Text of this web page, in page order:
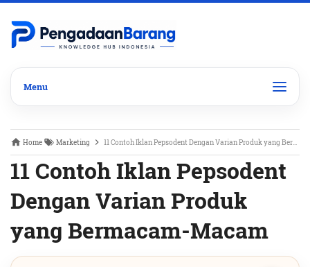
Home Marketing 11 Contoh Iklan Pepsodent Dengan Varian Produk yang Bermacam-Macam
11 Contoh Iklan Pepsodent
Dengan Varian Produk
yang Bermacam-Macam